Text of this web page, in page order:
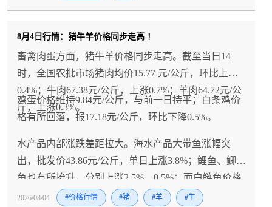
8月4日行情：猪牛羊价格同步走高 ！
畜禽肉蛋方面，猪牛羊价格同步走高。截至当日14
时，全国农批市场猪肉均价15.77 元/公斤，环比上涨
0.4%；牛肉67.38元/公斤，上涨0.7%；羊肉64.72元/公
斤，上涨0.3%。
鸡蛋价格维持9.84元/公斤，与前一日持平；白条鸡价
格有所回落，报17.18元/公斤，环比下降0.5%。
水产品内部涨跌差距拉大。海水产品大带鱼涨幅突
出，批发价43.86元/公斤，单日上涨3.8%；鲤鱼、鲫
鱼也有所抬升，分别上涨2.5%、0.5%；而白鲢鱼价格
走弱，环比下降3.2%。
2026/08/04 #价格行情 #猪 #羊 #牛